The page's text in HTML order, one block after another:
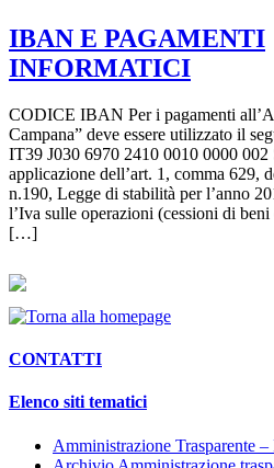
IBAN E PAGAMENTI
INFORMATICI
CODICE IBAN Per i pagamenti
Campana” deve essere utilizzato il
IT39 J030 6970 2410 0010 0000
applicazione dell’art. 1, comma 629,
n.190, Legge di stabilità per l’anno
l’Iva sulle operazioni (cessioni di
[…]
CONTATTI
Elenco siti tematici
Amministrazione Trasparente –